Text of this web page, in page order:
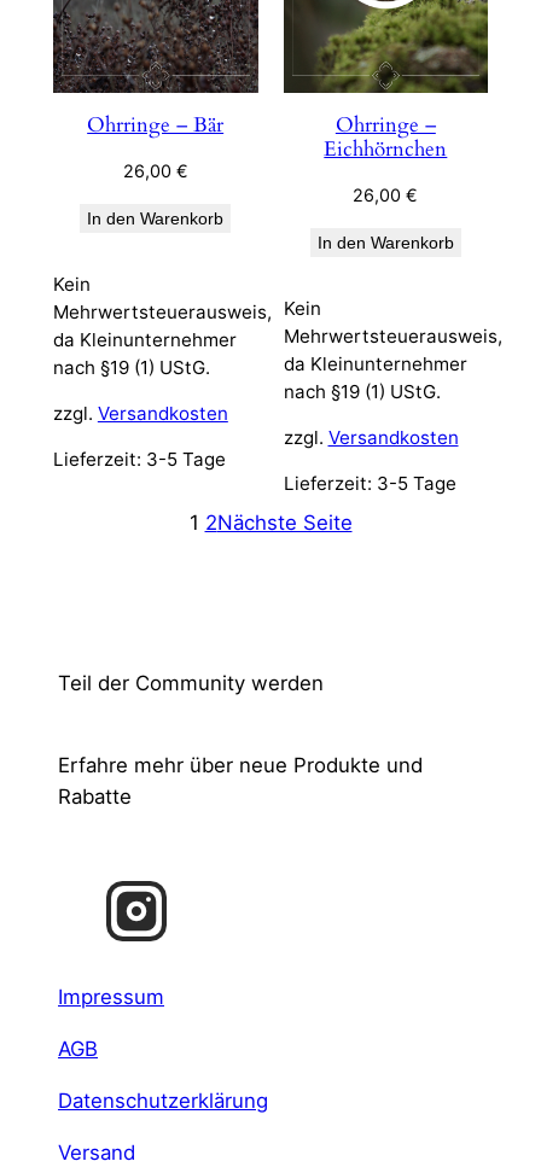
Ohrringe – Bär
26,00 €
In den Warenkorb
Kein
Mehrwertsteuerausweis,
da Kleinunternehmer
nach §19 (1) UStG.
zzgl. Versandkosten
Lieferzeit: 3-5 Tage
Ohrringe –
Eichhörnchen
26,00€
In den Warenkorb
Kein
Mehrwertsteuerausweis,
da Kleinunternehmer
nach §19 (1) UStG.
zzgl. Versandkosten
Lieferzeit: 3-5 Tage
1 2Nächste Seite
Teil der Community werden
Erfahre mehr über neue Produkte und
Rabatte
Impressum
AGB
Datenschutzerklärung
Versand